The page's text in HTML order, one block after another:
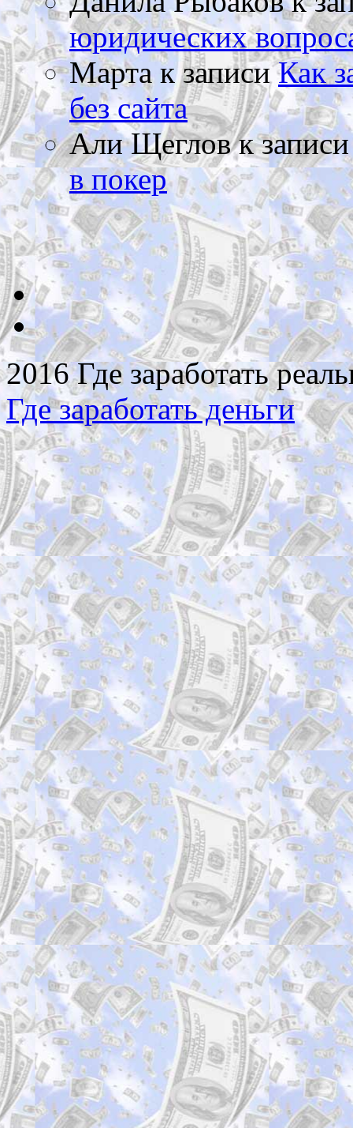
юридических
Мартак записиКак
без сайта
Али Щегловк
в покер
2016 Где заработать
Где заработать деньги